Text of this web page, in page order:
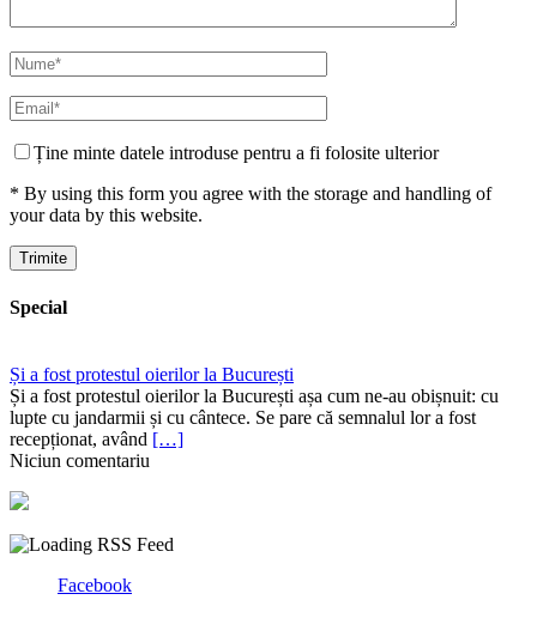
Ține minte datele introduse pentru a fi folosite ulterior
* By using this form you agree with the storage and handling of
your data by this website.
Special
Și a fost protestul oierilor la București
Și a fost protestul oierilor la București așa cum ne-au obișnuit: cu
lupte cu jandarmii și cu cântece. Se pare că semnalul lor a fost
recepționat, având […]
Niciun comentariu
Facebook